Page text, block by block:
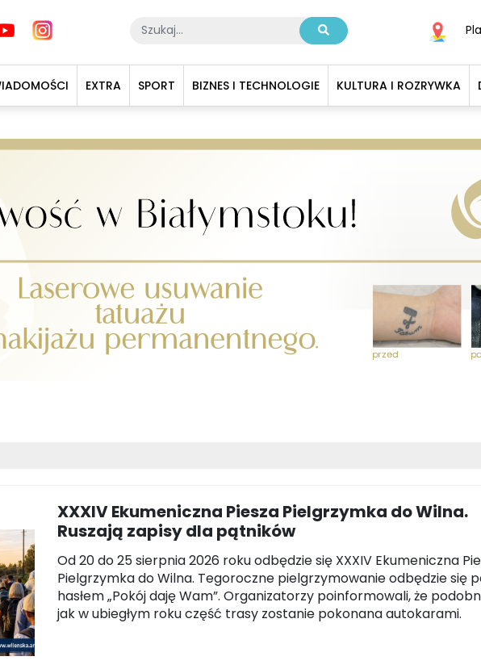
EXTRA SPORT BIZNES I TECHNOLOGIE KULTURA I ROZRYWKA
XXXIV Ekumeniczna Piesza Pielgrzymka do Wilna.
Ruszają zapisy dla pątników
Od 20 do 25 sierpnia 2026 roku odbędzie się XXXIV Ekumeniczna
Pielgrzymka do Wilna. Tegoroczne pielgrzymowanie odbędzie się
hasłem „Pokój daję Wam”. Organizatorzy poinformowali, że
jak w ubiegłym roku część trasy zostanie pokonana autokarami.